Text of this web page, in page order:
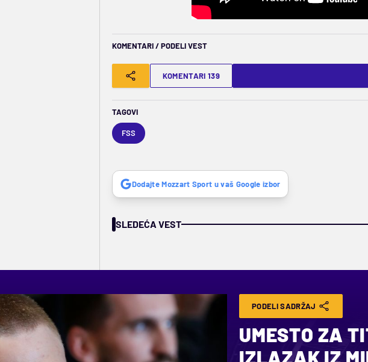
KOMENTARI / PODELI VEST
KOMENTARI 139
TAGOVI
FSS
Dodajte Mozzart Sport u vaš Google izbor
SLEDEĆA VEST
PODELI SADRŽAJ
UMESTO ZA
IZLAZAK IZ